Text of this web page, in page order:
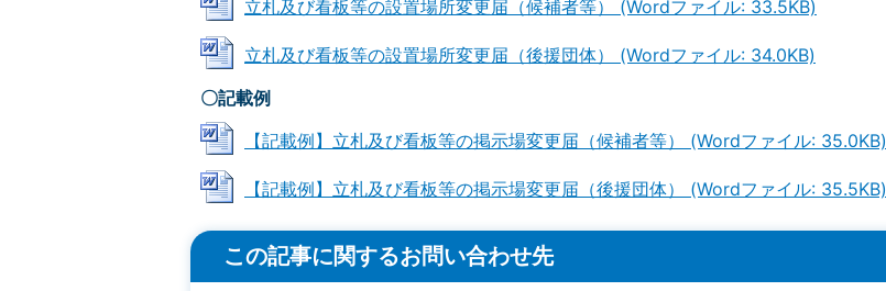
立札及び看板等の設置場所変更届（候補者等） (Wordファイル: 33.5KB)
立札及び看板等の設置場所変更届（後援団体） (Wordファイル: 34.0KB)
〇記載例
【記載例】立札及び看板等の掲示場変更届（候補者等） (Wordファイル: 35.0KB)
【記載例】立札及び看板等の掲示場変更届（後援団体） (Wordファイル: 35.5KB)
この記事に関するお問い合わせ先